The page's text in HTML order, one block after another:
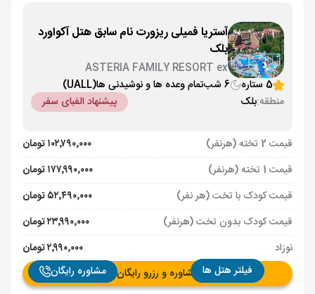
فیلتر هتل ها
آستریا فمیلی ریزورت نام سابق هتل آکواورد
بلک
ASTERIA FAMILY RESORT ex
AQUAWORLD BELEK
5 ستاره 6 شب تمام وعده ها و نوشیدنی ها(UALL)
منطقه:بلک پیشنهاد الفبای سفر
قیمت 2 تخته (هرنفر)
۱۰۲٬۷۹۰٬۰۰۰ تومان
قیمت 1 تخته (هرنفر)
۱۷۷٬۹۹۰٬۰۰۰ تومان
قیمت کودک با تخت (هر نفر)
۵۲٬۴۹۰٬۰۰۰ تومان
قیمت کودک بدون تخت (هرنفر)
۲۳٬۹۹۰٬۰۰۰ تومان
نوزاد
۲٬۹۹۰٬۰۰۰ تومان
مشاوره و رزرو رایگان
مشاوره رایگان